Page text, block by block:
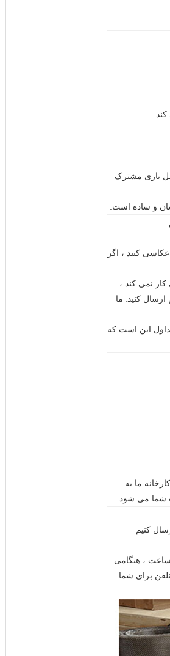
باری مشترک
و ساده است.
کنید ، اگر
کار نمی کند ،
کنید.
ما
این است که
ما به
شما می شود
کنیم
دفترچه راهنمای دستورالعمل و تعمیر و نگهداری متصل به دستگاه.ما در 24 ساعت ، هنگامی
برای شما